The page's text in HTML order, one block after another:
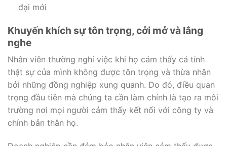
đại mới
Khuyến khích sự tôn trọng, cởi mở và lắng
nghe
Nhân viên thường nghỉ việc khi họ cảm thấy cá tính
thật sự của mình không được tôn trọng và thừa nhận
bởi những đồng nghiệp xung quanh. Do đó, điều quan
trọng đầu tiên mà chúng ta cần làm chính là tạo ra môi
trường nơi mọi người cảm thấy kết nối với công ty và
chính bản thân họ.